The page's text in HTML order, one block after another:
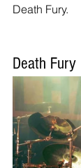
Death Fury.
Death Fury